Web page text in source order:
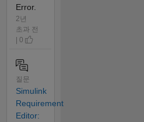
Error.
2년
초과 전
| 0
질문
Simulink
Requirement
Editor: